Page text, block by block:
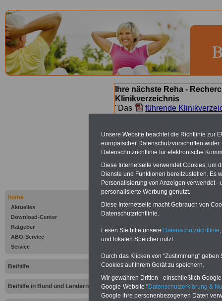
home
Aktuelles
Download-Center
Ratgeber
ABO-Service
Service
Beihilfe
Beihilfe in Bund und Ländern
Ihre nächste Reha -
Klinikverzeichnis
"Das
führende
suchen. Beamtinnen und
Angebote nach
Bad
Eckloff
Sanatorium
Uibeleisen
GmbH & Co.KG
Unsere Website beachtet die Richtlinie zur
europäischer Datenschutzvorschriften
Datenschutzrichtlinie für elektronische
Diese Internetseite verwendet Cookies, um
Dienste und Funktionen bereitzustellen. Es
Personalisierung von Anzeigen verwendet
personalisierte Werbung genutzt.
Diese Internetseite macht Gebrauch von
Datenschutzrichtlinie.
Lesen Sie bitte unsere Datenschutzrichtlinie
und lokalen Speicher nutzt.
Durch das Klicken von "Zustimmung"
Cookies auf Ihrem Gerät zu speichern.
Wir gewähren Dritten - einschließlich
Google-Website "Datenschutzerklärung &
Google ihre personenbezogenen Daten